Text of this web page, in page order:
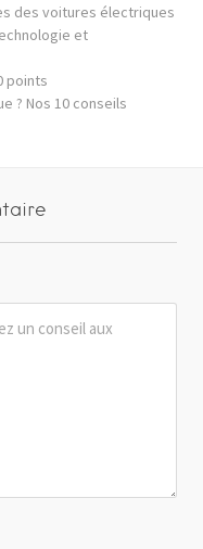
des voitures électriques
et
points
? Nos 10 conseils